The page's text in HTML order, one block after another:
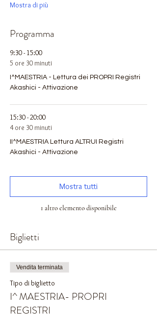
Mostra di più
Programma
9:30 - 15:00
5 ore 30 minuti
I^MAESTRIA - Lettura dei PROPRI Registri
Akashici - Attivazione
15:30 - 20:00
4 ore 30 minuti
II^MAESTRIA Lettura ALTRUI Registri
Akashici - Attivazione
1 altro elemento disponibile
Mostra tutti
Biglietti
Vendita terminata
Tipo di biglietto
I^ MAESTRIA- PROPRI
REGISTRI